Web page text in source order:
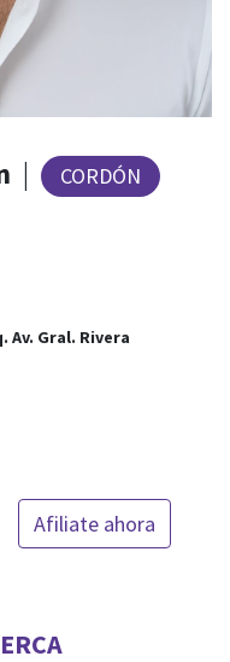
| CORDÓN
Av. Gral. Rivera
Afiliate ahora